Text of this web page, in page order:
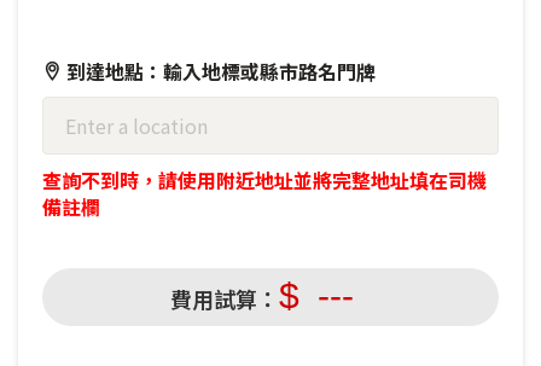
到達地點：輸入地標或縣市路名門牌
查詢不到時，請使用附近地址並將完整地址填在司機
備註欄
費用試算： $ ---